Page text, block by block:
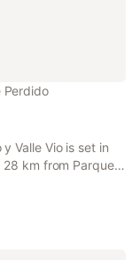
Perdido
Valle Vio is set in
28 km from Parque
this property also